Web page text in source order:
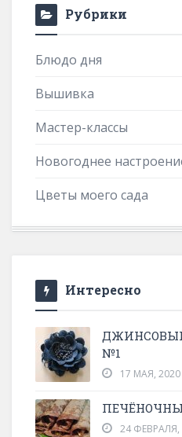
Рубрики
Блюдо дня
Вышивка
Мастер-классы
Новогоднее
Цветы моего сада
Интересно
№1
17 МАЯ, 2020
24 ФЕВРАЛЯ,